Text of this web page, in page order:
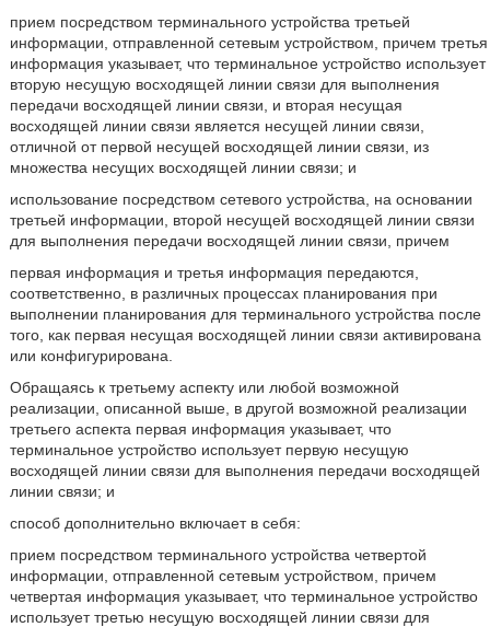
прием посредством терминального устройства третьей
информации, отправленной сетевым устройством, причем третья
информация указывает, что терминальное устройство использует
вторую несущую восходящей линии связи для выполнения
передачи восходящей линии связи, и вторая несущая
восходящей линии связи является несущей линии связи,
отличной от первой несущей восходящей линии связи, из
множества несущих восходящей линии связи; и
использование посредством сетевого устройства, на основании
третьей информации, второй несущей восходящей линии связи
для выполнения передачи восходящей линии связи, причем
первая информация и третья информация передаются,
соответственно, в различных процессах планирования при
выполнении планирования для терминального устройства после
того, как первая несущая восходящей линии связи активирована
или конфигурирована.
Обращаясь к третьему аспекту или любой возможной
реализации, описанной выше, в другой возможной реализации
третьего аспекта первая информация указывает, что
терминальное устройство использует первую несущую
восходящей линии связи для выполнения передачи восходящей
линии связи; и
способ дополнительно включает в себя:
прием посредством терминального устройства четвертой
информации, отправленной сетевым устройством, причем
четвертая информация указывает, что терминальное устройство
использует третью несущую восходящей линии связи для